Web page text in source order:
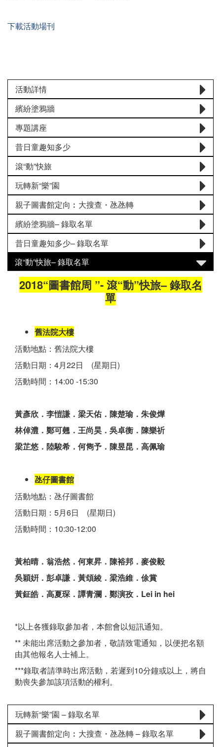
下載活動場刊
活動詳情
繽紛塗鴉牆
專題講座
昔日童趣知多少
滾“動”快旅
玩轉新“樂”園
親子圖書館定向︰大搜查・氹氹轉
繽紛塗鴉牆– 錄取名單
昔日童趣知多少– 錄取名單
滾“動”快旅– 錄取名單
2018“圖書館周 ”- 滾“動”快旅– 錄取名
單
舊法院大樓
活動地點：舊法院大樓
活動日期：4月22日 (星期日)
活動時間：14:00 -15:30
黃彥欣．李愷謙．梁天佑．陳楚瑜．朱俊燁
林倬澧．鄭可翹．王尚昊．吳卓衡．陳樂祈
梁芷悠．陸駿希．何雋予．陳昱昆．高佩瑜
氹仔圖書館
活動地點：氹仔圖書館
活動日期：5月6日 (星期日)
活動時間：10:30-12:00
黃柏晴．翁浩然．何東昇．陳裕邦．麥俊毅
吳穎姸．彭卓謙．黃頌綾．梁浩維．俆賞
黃鉦皓．高夏琛．譚青瀾．鄭演孜．Lei in hei
*以上各獲錄取參加者，本館會以短訊通知。
** 未能出席活動之參加者，敬請致電通知，以便把名額
由其他報名人士補上。
***錄取者請準時出席活動，若遲到10分鐘或以上，將自
動喪失參加該項活動的權利。
玩轉新“樂”園 – 錄取名單
親子圖書館定向︰大搜查・氹氹轉 – 錄取名單